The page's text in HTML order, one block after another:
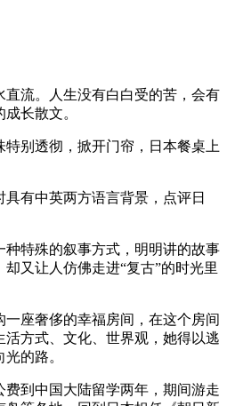
流。人生没有白白受的苦，会有
长散文。
别透彻，掀开门帘，日本餐桌上
有中英两方语言背景，点评日
特殊的叙事方式，明明讲的故事
又让人仿佛走进“复古”的时光里
座奢侈的幸福房间，在这个房间
方式、文化、世界观，她得以逃
的路。
到中国大陆留学两年，期间游走